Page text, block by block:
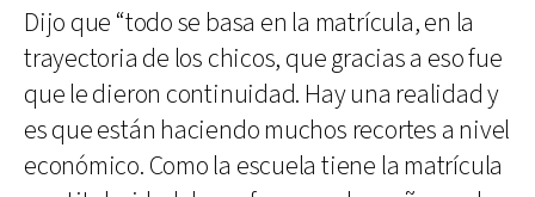
Dijo que “todo se basa en la matrícula, en la
trayectoria de los chicos, que gracias a eso fue
que le dieron continuidad. Hay una realidad y
es que están haciendo muchos recortes a nivel
económico. Como la escuela tiene la matrícula